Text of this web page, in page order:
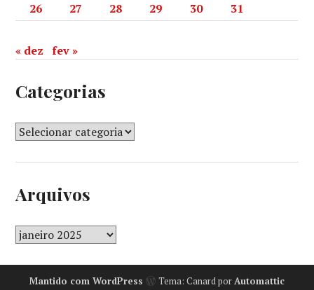
26
27 28 29 30 31
« dez fev »
Categorias
Arquivos
Mantido com WordPress Tema: Canard porAutomattic